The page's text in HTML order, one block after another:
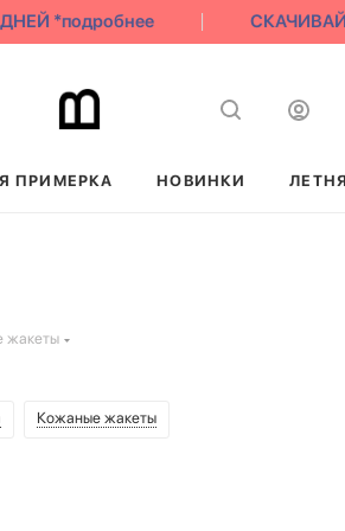
*подробнее СКАЧИВАЙ
ПРИМЕРКА НОВИНКИ
жакеты
Кожаные жакеты